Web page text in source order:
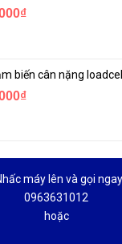
máy lên và gọi
0963631012
hoặc